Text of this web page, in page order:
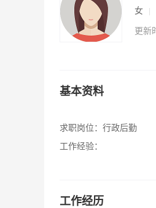
女
更新
基本资料
求职岗位： 行政后勤
工作经验：
工作经历